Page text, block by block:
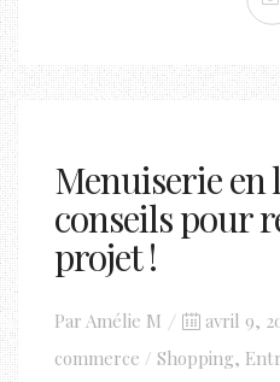
Menuiserie en
conseils pour
projet !
Par Amélie M
Posted
on
avril 9,
commerce / Shopping,